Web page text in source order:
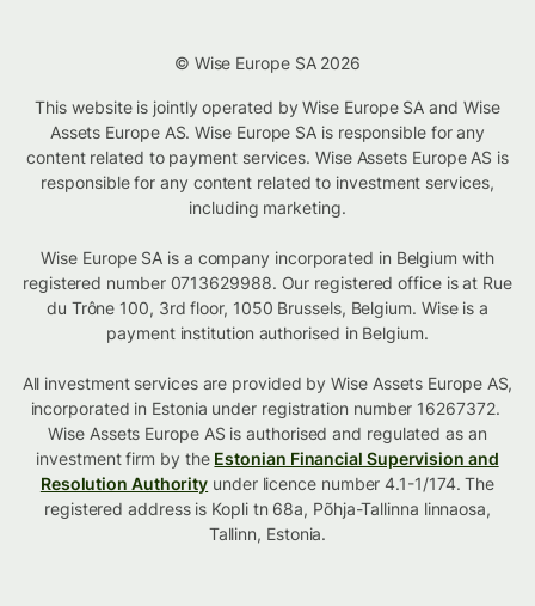
© Wise Europe SA 2026
This website is jointly operated by Wise Europe SA and Wise
Assets Europe AS. Wise Europe SA is responsible for any
content related to payment services. Wise Assets Europe AS is
responsible for any content related to investment services,
including marketing.
Wise Europe SA is a company incorporated in Belgium with
registered number 0713629988. Our registered office is at Rue
du Trône 100, 3rd floor, 1050 Brussels, Belgium. Wise is a
payment institution authorised in Belgium.
All investment services are provided by Wise Assets Europe AS,
incorporated in Estonia under registration number 16267372.
Wise Assets Europe AS is authorised and regulated as an
investment firm by the Estonian Financial Supervision and
Resolution Authority under licence number 4.1-1/174. The
registered address is Kopli tn 68a, Põhja-Tallinna linnaosa,
Tallinn, Estonia.